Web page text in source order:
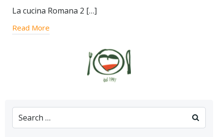
La cucina Romana 2 […]
Read More
Search
for: